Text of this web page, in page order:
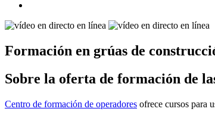
Formación en grúas de
Sobre la oferta de formación de
Centro de formación de operadores ofrece cursos para